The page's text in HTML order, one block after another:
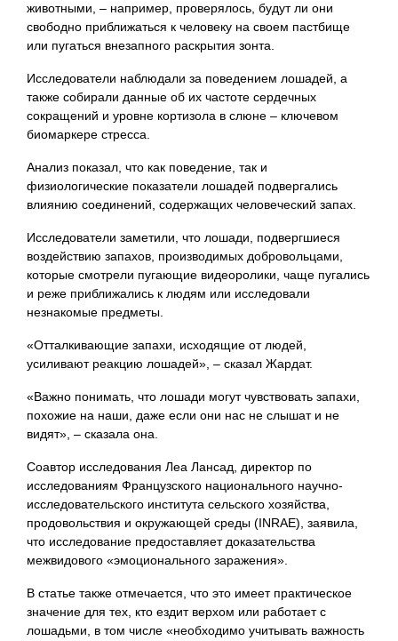
животными, – например, проверялось, будут ли они
свободно приближаться к человеку на своем пастбище
или пугаться внезапного раскрытия зонта.
Исследователи наблюдали за поведением лошадей, а
также собирали данные об их частоте сердечных
сокращений и уровне кортизола в слюне – ключевом
биомаркере стресса.
Анализ показал, что как поведение, так и
физиологические показатели лошадей подвергались
влиянию соединений, содержащих человеческий запах.
Исследователи заметили, что лошади, подвергшиеся
воздействию запахов, производимых добровольцами,
которые смотрели пугающие видеоролики, чаще пугались
и реже приближались к людям или исследовали
незнакомые предметы.
«Отталкивающие запахи, исходящие от людей,
усиливают реакцию лошадей», – сказал Жардат.
«Важно понимать, что лошади могут чувствовать запахи,
похожие на наши, даже если они нас не слышат и не
видят», – сказала она.
Соавтор исследования Леа Лансад, директор по
исследованиям Французского национального научно-
исследовательского института сельского хозяйства,
продовольствия и окружающей среды (INRAE), заявила,
что исследование предоставляет доказательства
межвидового «эмоционального заражения».
В статье также отмечается, что это имеет практическое
значение для тех, кто ездит верхом или работает с
лошадьми, в том числе «необходимо учитывать важность